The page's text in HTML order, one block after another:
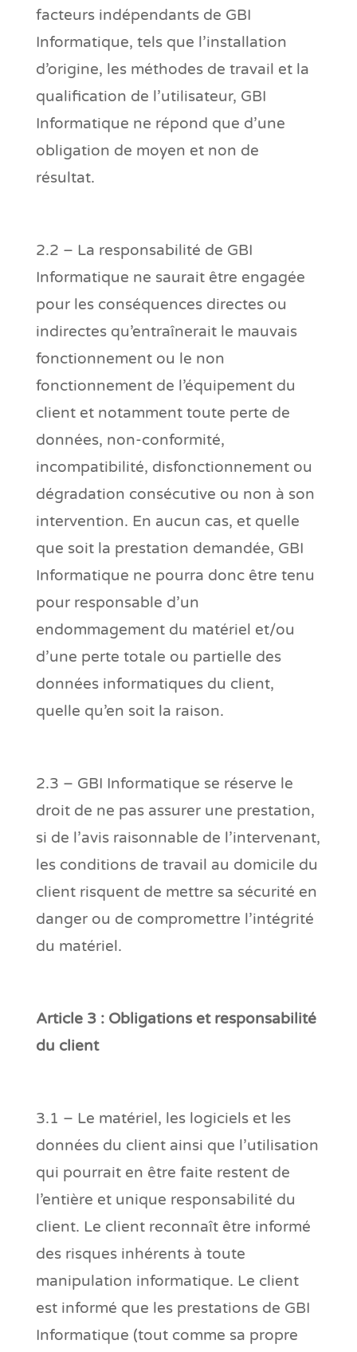
facteurs indépendants de GBI
Informatique, tels que l’installation
d’origine, les méthodes de travail et la
qualification de l’utilisateur, GBI
Informatique ne répond que d’une
obligation de moyen et non de
résultat.
2.2 – La responsabilité de GBI
Informatique ne saurait être engagée
pour les conséquences directes ou
indirectes qu’entraînerait le mauvais
fonctionnement ou le non
fonctionnement de l’équipement du
client et notamment toute perte de
données, non-conformité,
incompatibilité, disfonctionnement ou
dégradation consécutive ou non à son
intervention. En aucun cas, et quelle
que soit la prestation demandée, GBI
Informatique ne pourra donc être tenu
pour responsable d’un
endommagement du matériel et/ou
d’une perte totale ou partielle des
données informatiques du client,
quelle qu’en soit la raison.
2.3 – GBI Informatique se réserve le
droit de ne pas assurer une prestation,
si de l’avis raisonnable de l’intervenant,
les conditions de travail au domicile du
client risquent de mettre sa sécurité en
danger ou de compromettre l’intégrité
du matériel.
Article 3 : Obligations et responsabilité
du client
3.1 – Le matériel, les logiciels et les
données du client ainsi que l’utilisation
qui pourrait en être faite restent de
l’entière et unique responsabilité du
client. Le client reconnaît être informé
des risques inhérents à toute
manipulation informatique. Le client
est informé que les prestations de GBI
Informatique (tout comme sa propre